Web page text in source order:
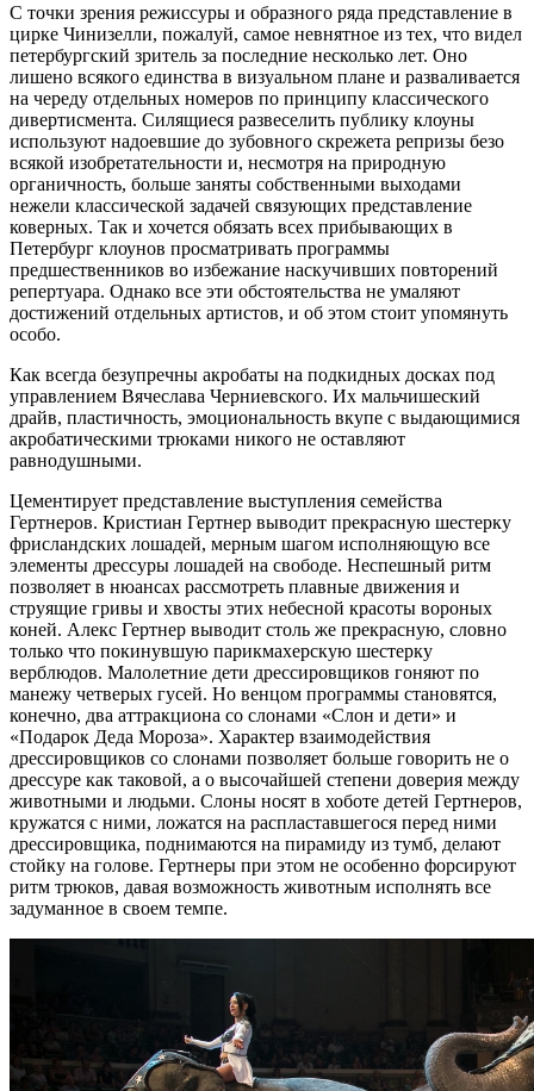
С точки зрения режиссуры и образного ряда представление в
цирке Чинизелли, пожалуй, самое невнятное из тех, что видел
петербургский зритель за последние несколько лет. Оно
лишено всякого единства в визуальном плане и разваливается
на череду отдельных номеров по принципу классического
дивертисмента. Силящиеся развеселить публику клоуны
используют надоевшие до зубовного скрежета репризы безо
всякой изобретательности и, несмотря на природную
органичность, больше заняты собственными выходами
нежели классической задачей связующих представление
коверных. Так и хочется обязать всех прибывающих в
Петербург клоунов просматривать программы
предшественников во избежание наскучивших повторений
репертуара. Однако все эти обстоятельства не умаляют
достижений отдельных артистов, и об этом стоит упомянуть
особо.
Как всегда безупречны акробаты на подкидных досках под
управлением Вячеслава Черниевского. Их мальчишеский
драйв, пластичность, эмоциональность вкупе с выдающимися
акробатическими трюками никого не оставляют
равнодушными.
Цементирует представление выступления семейства
Гертнеров. Кристиан Гертнер выводит прекрасную шестерку
фрисландских лошадей, мерным шагом исполняющую все
элементы дрессуры лошадей на свободе. Неспешный ритм
позволяет в нюансах рассмотреть плавные движения и
струящие гривы и хвосты этих небесной красоты вороных
коней. Алекс Гертнер выводит столь же прекрасную, словно
только что покинувшую парикмахерскую шестерку
верблюдов. Малолетние дети дрессировщиков гоняют по
манежу четверых гусей. Но венцом программы становятся,
конечно, два аттракциона со слонами «Слон и дети» и
«Подарок Деда Мороза». Характер взаимодействия
дрессировщиков со слонами позволяет больше говорить не о
дрессуре как таковой, а о высочайшей степени доверия между
животными и людьми. Слоны носят в хоботе детей Гертнеров,
кружатся с ними, ложатся на распластавшегося перед ними
дрессировщика, поднимаются на пирамиду из тумб, делают
стойку на голове. Гертнеры при этом не особенно форсируют
ритм трюков, давая возможность животным исполнять все
задуманное в своем темпе.